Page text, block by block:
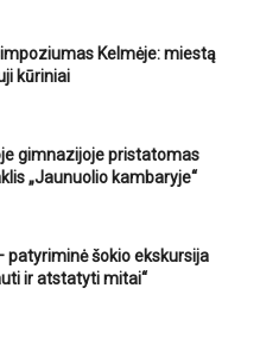
Kelmėje: miestą
kūriniai
gimnazijoje pristatomas
„Jaunuolio kambaryje“
patyriminė šokio ekskursija
ir atstatyti mitai“